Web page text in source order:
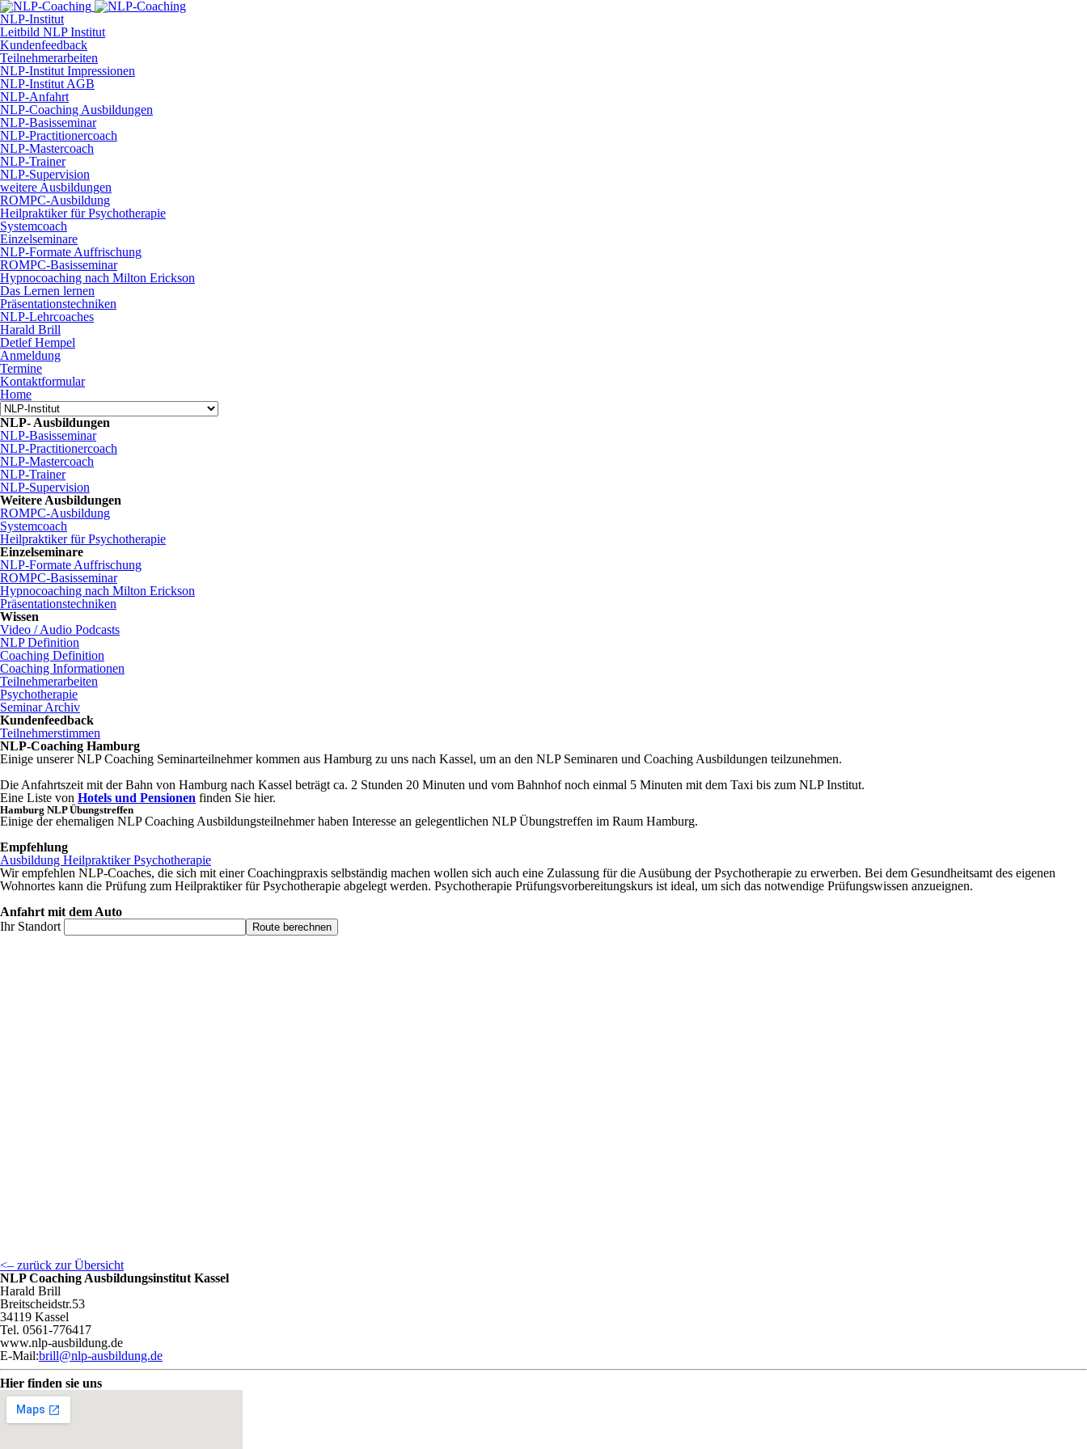
NLP-Institut
Leitbild NLP Institut
Kundenfeedback
Teilnehmerarbeiten
NLP-Institut Impressionen
NLP-Institut AGB
NLP-Anfahrt
NLP-Coaching Ausbildungen
NLP-Basisseminar
NLP-Practitionercoach
NLP-Mastercoach
NLP-Trainer
NLP-Supervision
weitere Ausbildungen
ROMPC-Ausbildung
Heilpraktiker für Psychotherapie
Systemcoach
Einzelseminare
NLP-Formate Auffrischung
ROMPC-Basisseminar
Hypnocoaching nach Milton Erickson
Das Lernen lernen
Präsentationstechniken
NLP-Lehrcoaches
Harald Brill
Detlef Hempel
Anmeldung
Termine
Kontaktformular
Home
NLP- Ausbildungen
NLP-Basisseminar
NLP-Practitionercoach
NLP-Mastercoach
NLP-Trainer
NLP-Supervision
Weitere Ausbildungen
ROMPC-Ausbildung
Systemcoach
Heilpraktiker für Psychotherapie
Einzelseminare
NLP-Formate Auffrischung
ROMPC-Basisseminar
Hypnocoaching nach Milton Erickson
Präsentationstechniken
Wissen
Video / Audio Podcasts
NLP Definition
Coaching Definition
Coaching Informationen
Teilnehmerarbeiten
Psychotherapie
Seminar Archiv
Kundenfeedback
Teilnehmerstimmen
NLP-Coaching Hamburg
Einige unserer NLP Coaching Seminarteilnehmer kommen aus Hamburg zu uns nach Kassel, um an den NLP Seminaren und Coaching Ausbildungen teilzunehmen.
Die Anfahrtszeit mit der Bahn von Hamburg nach Kassel beträgt ca. 2 Stunden 20 Minuten und vom Bahnhof noch einmal 5 Minuten mit dem Taxi bis zum NLP Institut.
Eine Liste von Hotels und Pensionen finden Sie hier.
Hamburg NLP Übungstreffen
Einige der ehemaligen NLP Coaching Ausbildungsteilnehmer haben Interesse an gelegentlichen NLP Übungstreffen im Raum Hamburg.
Empfehlung
Ausbildung Heilpraktiker Psychotherapie
Wir empfehlen NLP-Coaches, die sich mit einer Coachingpraxis selbständig machen wollen sich auch eine Zulassung für die Ausübung der Psychotherapie zu erwerben. Bei dem Gesundheitsamt des eigenen
Wohnortes kann die Prüfung zum Heilpraktiker für Psychotherapie abgelegt werden. Psychotherapie Prüfungsvorbereitungskurs ist ideal, um sich das notwendige Prüfungswissen anzueignen.
Anfahrt mit dem Auto
Ihr Standort
<– zurück zur Übersicht
NLP Coaching Ausbildungsinstitut Kassel
Harald Brill
Breitscheidstr.53
34119 Kassel
Tel. 0561-776417
www.nlp-ausbildung.de
E-Mail:brill@nlp-ausbildung.de
Hier finden sie uns